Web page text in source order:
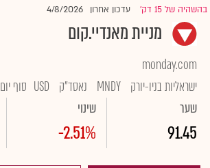
בהשהיה של 15 דק' |עדכון אחרון 4/8/2026
מניית מאנדיי.קום
monday.com
ישראליות בניו-יורק MNDY נאסד"ק USD סוף יום
שער
91.45
שינוי
-2.51%